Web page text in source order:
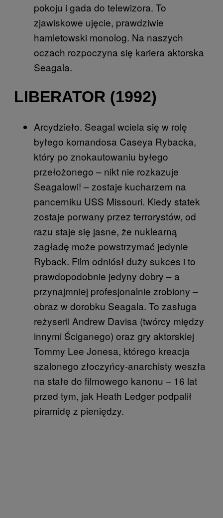
pokoju i gada do telewizora. To
zjawiskowe ujęcie, prawdziwie
hamletowski monolog. Na naszych
oczach rozpoczyna się kariera aktorska
Seagala.
LIBERATOR (1992)
Arcydzieło. Seagal wciela się w rolę
byłego komandosa Caseya Rybacka,
który po znokautowaniu byłego
przełożonego – nikt nie rozkazuje
Seagalowi! – zostaje kucharzem na
pancerniku USS Missouri. Kiedy statek
zostaje porwany przez terrorystów, od
razu staje się jasne, że nuklearną
zagładę może powstrzymać jedynie
Ryback. Film odniósł duży sukces i to
prawdopodobnie jedyny dobry – a
przynajmniej profesjonalnie zrobiony –
obraz w dorobku Seagala. To zasługa
reżyserii Andrew Davisa (twórcy między
innymi Ściganego) oraz gry aktorskiej
Tommy Lee Jonesa, którego kreacja
szalonego złoczyńcy-anarchisty weszła
na stałe do filmowego kanonu – 16 lat
przed tym, jak Heath Ledger podpalił
piramidę z pieniędzy.